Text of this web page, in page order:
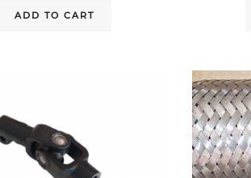
ADD TO CART